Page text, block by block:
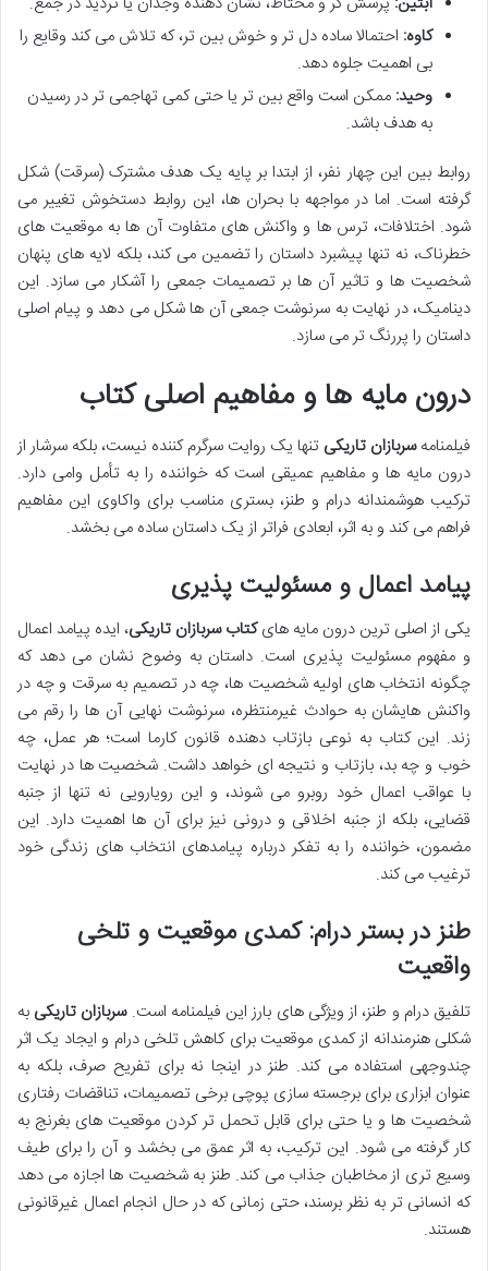
کاوه: احتمالا ساده دل تر و خوش بین تر، که تلاش می کند وقایع را
بی اهمیت جلوه دهد.
وحید: ممکن است واقع بین تر یا حتی کمی تهاجمی تر در رسیدن
به هدف باشد.
روابط بین این چهار نفر، از ابتدا بر پایه یک هدف مشترک (سرقت) شکل
گرفته است. اما در مواجهه با بحران ها، این روابط دستخوش تغییر می
شود. اختلافات، ترس ها و واکنش های متفاوت آن ها به موقعیت های
خطرناک، نه تنها پیشبرد داستان را تضمین می کند، بلکه لایه های پنهان
شخصیت ها و تاثیر آن ها بر تصمیمات جمعی را آشکار می سازد. این
دینامیک، در نهایت به سرنوشت جمعی آن ها شکل می دهد و پیام اصلی
داستان را پررنگ تر می سازد.
درون مایه ها و مفاهیم اصلی کتاب
فیلمنامهسربازان تاریکی تنها یک روایت سرگرم کننده نیست، بلکه سرشار از
درون مایه ها و مفاهیم عمیقی است که خواننده را به تأمل وامی دارد.
ترکیب هوشمندانه درام و طنز، بستری مناسب برای واکاوی این مفاهیم
فراهم می کند و به اثر، ابعادی فراتر از یک داستان ساده می بخشد.
پیامد اعمال و مسئولیت پذیری
یکی از اصلی ترین درون مایه هایکتاب سربازان تاریکی، ایده پیامد اعمال
و مفهوم مسئولیت پذیری است. داستان به وضوح نشان می دهد که
چگونه انتخاب های اولیه شخصیت ها، چه در تصمیم به سرقت و چه در
واکنش هایشان به حوادث غیرمنتظره، سرنوشت نهایی آن ها را رقم می
زند. این کتاب به نوعی بازتاب دهنده قانون کارما است؛ هر عمل، چه
خوب و چه بد، بازتاب و نتیجه ای خواهد داشت. شخصیت ها در نهایت
با عواقب اعمال خود روبرو می شوند، و این رویارویی نه تنها از جنبه
قضایی، بلکه از جنبه اخلاقی و درونی نیز برای آن ها اهمیت دارد. این
مضمون، خواننده را به تفکر درباره پیامدهای انتخاب های زندگی خود
ترغیب می کند.
طنز در بستر درام: کمدی موقعیت و تلخی
واقعیت
تلفیق درام و طنز، از ویژگی های بارز این فیلمنامه است.سربازان تاریکی به
شکلی هنرمندانه از کمدی موقعیت برای کاهش تلخی درام و ایجاد یک اثر
چندوجهی استفاده می کند. طنز در اینجا نه برای تفریح صرف، بلکه به
عنوان ابزاری برای برجسته سازی پوچی برخی تصمیمات، تناقضات رفتاری
شخصیت ها و یا حتی برای قابل تحمل تر کردن موقعیت های بغرنج به
کار گرفته می شود. این ترکیب، به اثر عمق می بخشد و آن را برای طیف
وسیع تری از مخاطبان جذاب می کند. طنز به شخصیت ها اجازه می دهد
که انسانی تر به نظر برسند، حتی زمانی که در حال انجام اعمال غیرقانونی
هستند.